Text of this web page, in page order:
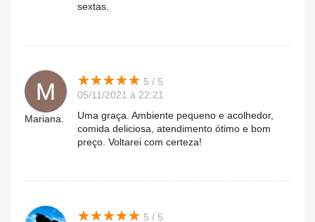
sextas.
Mariana.
★★★★★
★★★★★ 5 / 5
05/11/2021 à 22:21
Uma graça. Ambiente pequeno e acolhedor,
comida deliciosa, atendimento ótimo e bom
preço. Voltarei com certeza!
★★★★★
★★★★★ 5 / 5